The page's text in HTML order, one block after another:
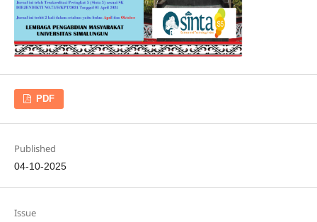
PDF
Published
04-10-2025
Issue